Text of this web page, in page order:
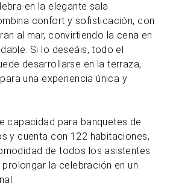
en la elegante sala
confort y sofisticación, con
al mar, convirtiendo la cena en
Si lo deseáis, todo el
desarrollarse en la terraza,
una experiencia única y
capacidad para banquetes de
y cuenta con 122 habitaciones,
de todos los asistentes
la celebración en un